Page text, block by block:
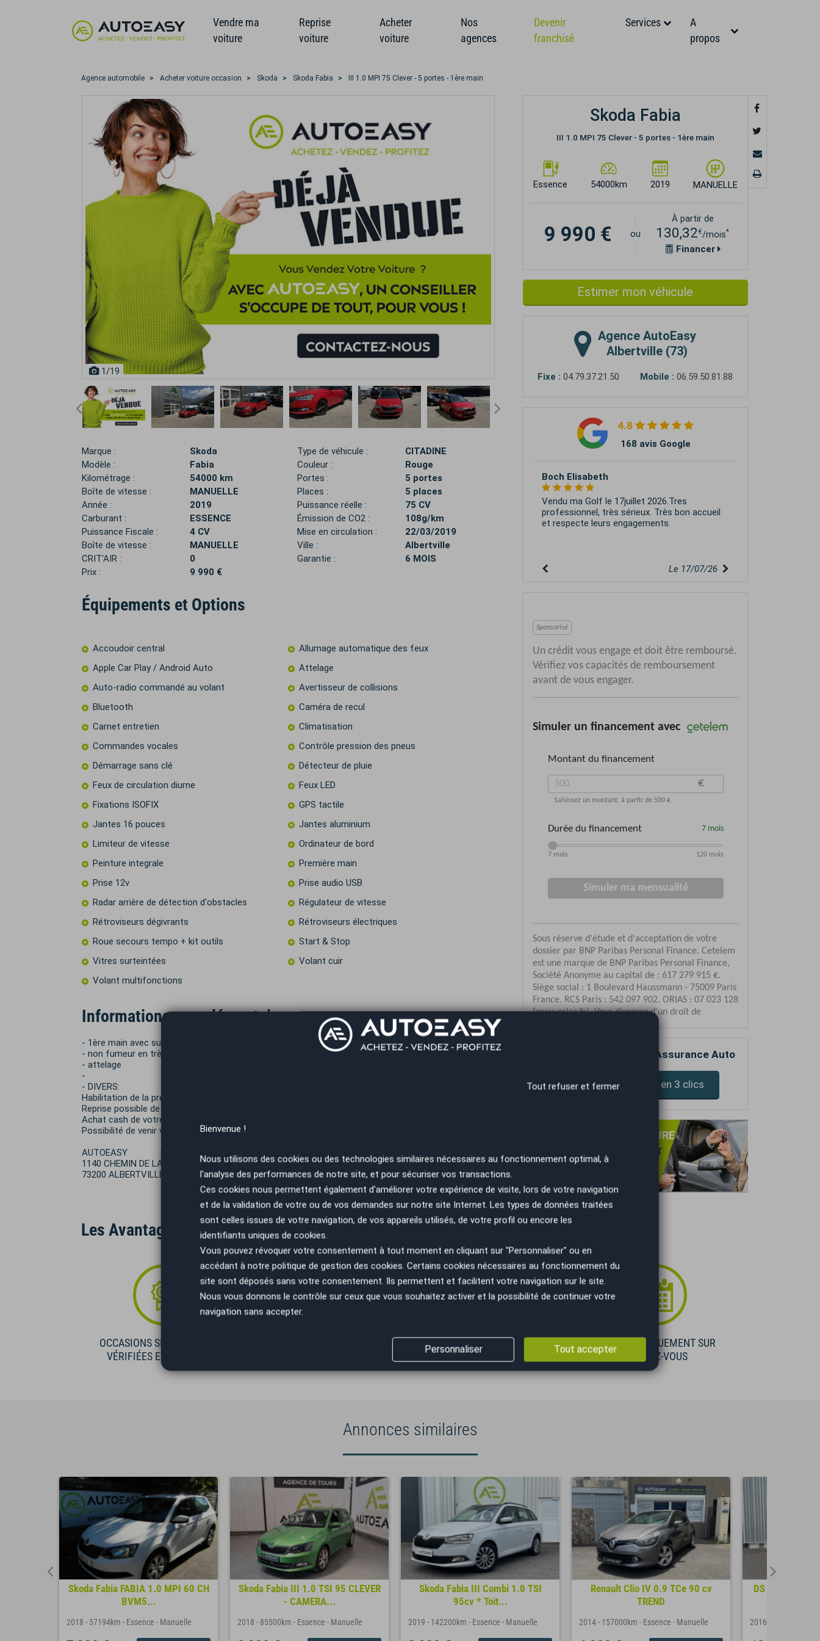
Vendre ma
voiture
Reprise
voiture
Acheter
voiture
Nos
agences
Devenir
franchisé
Services
A
propos
Agence automobile Acheter voiture occasion Skoda Skoda Fabia III 1.0 MPI 75 Clever - 5 portes - 1ère main
1/19
Marque :
Skoda
Modèle :
Fabia
Kilométrage :
54000 km
Boîte de vitesse :
MANUELLE
Année :
2019
Carburant :
ESSENCE
Puissance Fiscale :
4 CV
Boîte de vitesse :
MANUELLE
CRIT'AIR :
0
Prix :
9 990 €
Type de véhicule :
CITADINE
Couleur :
Rouge
Portes :
5 portes
Places :
5 places
Puissance réelle :
75 CV
Émission de CO2 :
108g/km
Mise en circulation :
22/03/2019
Ville :
Albertville
Garantie :
6 MOIS
Équipements et Options
Accoudoir central
Allumage automatique des feux
Apple Car Play / Android Auto
Attelage
Auto-radio commandé au volant
Avertisseur de collisions
Bluetooth
Caméra de recul
Carnet entretien
Climatisation
Commandes vocales
Contrôle pression des pneus
Démarrage sans clé
Détecteur de pluie
Feux de circulation diurne
Feux LED
Fixations ISOFIX
GPS tactile
Jantes 16 pouces
Jantes aluminium
Limiteur de vitesse
Ordinateur de bord
Peinture integrale
Première main
Prise 12v
Prise audio USB
Radar arrière de détection d'obstacles
Régulateur de vitesse
Rétroviseurs dégivrants
Rétroviseurs électriques
Roue secours tempo + kit outils
Start & Stop
Vitres surteintées
Volant cuir
Volant multifonctions
Informations complémentaires
- 1ère main avec suivi factures complet
- non fumeur en très bel état général
- attelage
-
- DIVERS:
Habilitation de la préfecture pour effectuer votre carte grise.
Reprise possible de votre véhicule.
Achat cash de votre véhicule.
Possibilité de venir vous chercher à la gare d'Albertville.
AUTOEASY
1140 CHEMIN DE LA CASSINE
73200 ALBERTVILLE
Skoda Fabia
III 1.0 MPI 75 Clever - 5 portes - 1ère main
Essence 54000km 2019 MANUELLE
9 990 € ou
À partir de
130,32€/mois*
Financer
Estimer mon véhicule
Agence AutoEasy
Albertville (73)
Fixe : 04.79.37.21.50 Mobile : 06.59.50.81.88
4.8
168 avis Google
2 Là Haut Guides
Excellent accueil. Beaucoup d'attention à mes
demandes. Tout de bon
Le 15/07/26
Comparez votre devis d’Assurance Auto
Devis assurance en 3 clics
REPRISE DE VOTRE VOITURE
SANS OBLIGATION D'ACHAT
ESTIMATION GRATUITE
Les Avantages AutoEasy
OCCASIONS SÉLECTIONNÉES
VÉRIFIÉES ET GARANTIES
GESTION ADMINISTRATIVE
(cession, carte grise, non gage,...)
VISIBLE UNIQUEMENT SUR
RENDEZ-VOUS
Annonces similaires
Skoda Fabia FABIA 1.0 MPI 60 CH
BVM5...
2018 - 57194km - Essence - Manuelle
Skoda Fabia III 1.0 TSI 95 CLEVER
- CAMERA...
2018 - 85500km - Essence - Manuelle
Skoda Fabia III Combi 1.0 TSI
95cv * Toit...
2019 - 142200km - Essence - Manuelle
Renault Clio IV 0.9 TCe 90 cv
TREND
2014- 157000km - Essence - Manuelle
DS DS 3
2016
Tout refuser et fermer
Bienvenue !
Nous utilisons des cookies ou des technologies similaires nécessaires au fonctionnement optimal, à
l'analyse des performances de notre site, et pour sécuriser vos transactions.
Ces cookies nous permettent également d'améliorer votre expérience de visite, lors de votre navigation
et de la validation de votre ou de vos demandes sur notre site Internet. Les types de données traitées
sont celles issues de votre navigation, de vos appareils utilisés, de votre profil ou encore les
identifiants uniques de cookies.
Vous pouvez révoquer votre consentement à tout moment en cliquant sur "Personnaliser" ou en
accédant à notre politique de gestion des cookies. Certains cookies nécessaires au fonctionnement du
site sont déposés sans votre consentement. Ils permettent et facilitent votre navigation sur le site.
Nous vous donnons le contrôle sur ceux que vous souhaitez activer et la possibilité de continuer votre
navigation sans accepter.
Tout accepter
Personnaliser